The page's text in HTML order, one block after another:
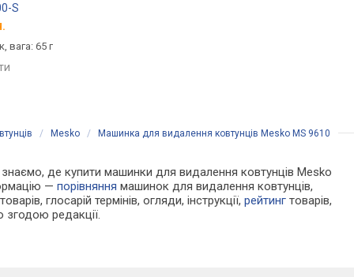
S
вага: 65 г
/ Mesko / Машинка для видалення ковтунців Mesko MS 9610
знаємо, де купити машинки для видалення ковтунців Mesko
—порівняння машинок для видалення ковтунців,
глосарій термінів, огляди, інструкції,рейтинг товарів,
згодою редакції.